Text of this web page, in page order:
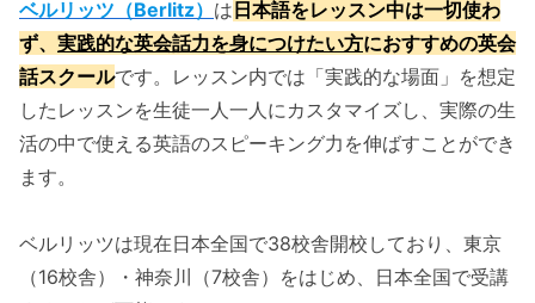
ベルリッツ（Berlitz） は日本語をレッスン中は一切使わ
ず、 実践的な英会話力を身につけたい方におすすめの英会
話スクールです。レッスン内では「実践的な場面」を想定
したレッスンを生徒一人一人にカスタマイズし、実際の生
活の中で使える英語のスピーキング力を伸ばすことができ
ます。
ベルリッツは現在日本全国で38校舎開校しており、東京
（16校舎）・神奈川（7校舎）をはじめ、日本全国で受講